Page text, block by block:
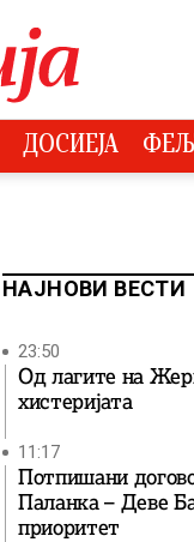
ДОСИЕЈА
НАЈНОВИ ВЕСТИ
23:50
Од лагите на
хистеријата
11:17
Потпишани
Паланка – Деве
приоритет